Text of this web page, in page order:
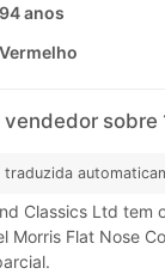
94 anos
Vermelho
sobre
Classics Ltd tem
Morris Flat Nose